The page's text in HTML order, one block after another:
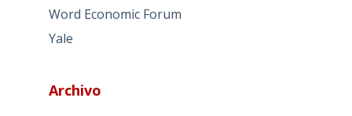
Word Economic Forum
Yale
Archivo